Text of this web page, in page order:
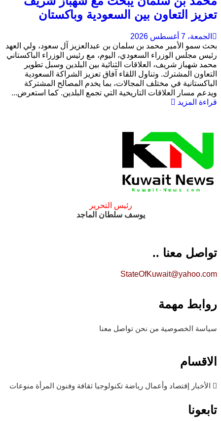
تعزيز التعاون بين السعودية وباكستان
الجمعة، 7 أغسطس 2026
بحث سمو الأمير محمد بن سلمان بن عبدالعزيز آل سعود، ولي العهد
رئيس مجلس الوزراء السعودي، اليوم، مع رئيس الوزراء الباكستاني
محمد شهباز شريف، العلاقات الثنائية بين البلدين وسبل تطوير
التعاون المشترك. وتناول اللقاء آفاق تعزيز الشراكة السعودية
الباكستانية في مختلف المجالات، بما يخدم المصالح المشتركة
ويدعم مسار العلاقات التاريخية التي تجمع البلدين. كما استعرض...
قراءة المزيد
رئيس التحرير
يوسف سلطان الماجد
تواصل معنا ..
StateOfKuwait@yahoo.com
روابط مهمة
سياسة الخصوصية من نحن تواصل معنا
الاقسام
الأخبار إقتصاد وأعمال رياضة تكنولوجيا ثقافة وفنون المرأة منوعات
تابعونا